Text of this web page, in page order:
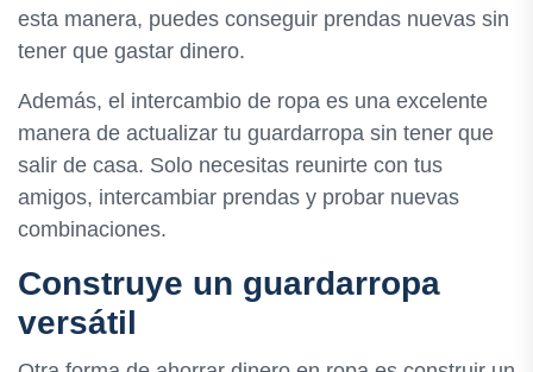
esta manera, puedes conseguir prendas nuevas sin
tener que gastar dinero.
Además, el intercambio de ropa es una excelente
manera de actualizar tu guardarropa sin tener que
salir de casa. Solo necesitas reunirte con tus
amigos, intercambiar prendas y probar nuevas
combinaciones.
Construye un guardarropa
versátil